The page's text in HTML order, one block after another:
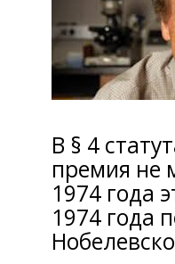
В § 4
премия не
1974 года
1974 года